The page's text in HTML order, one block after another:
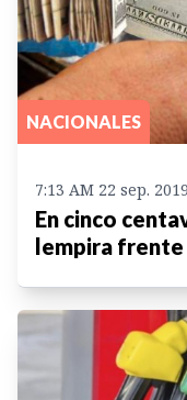
NACIONALES
7:13 AM 22 sep. 2019
En cinco
lempira frente